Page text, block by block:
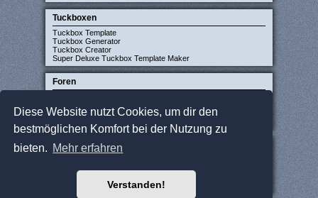
Diese Website nutzt Cookies, um dir den
bestmöglichen Komfort bei der Nutzung zu
bieten. Mehr erfahren
Verstanden!
Tuckboxen
Tuckbox Template
Tuckbox Generator
Tuckbox Creator
Super Deluxe Tuckbox Template Maker
Foren
CarcassonneCentral (englisch)
Carcassonne Latvija (lettisch)
Carcassonne CZ (tschechisch)
Sonstige Seiten
Gesellschaftsspieler gesucht
BoardGameGeek